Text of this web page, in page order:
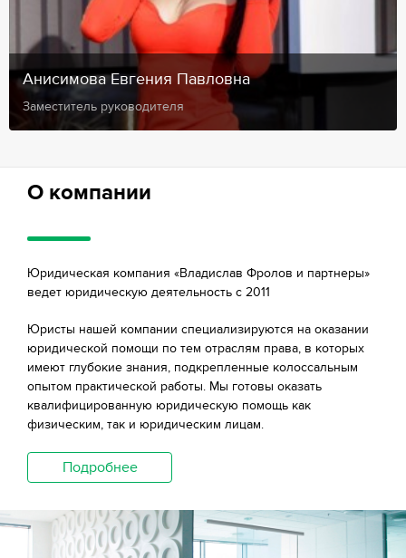
Анисимова Евгения Павловна
Заместитель руководителя
О компании
Юридическая компания «Владислав Фролов и партнеры»
ведет юридическую деятельность с 2011
Юристы нашей компании специализируются на оказании
юридической помощи по тем отраслям права, в которых
имеют глубокие знания, подкрепленные колоссальным
опытом практической работы. Мы готовы оказать
квалифицированную юридическую помощь как
физическим, так и юридическим лицам.
Подробнее